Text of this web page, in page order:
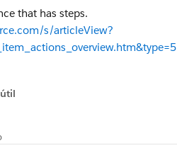
that has steps.
s/articleView?